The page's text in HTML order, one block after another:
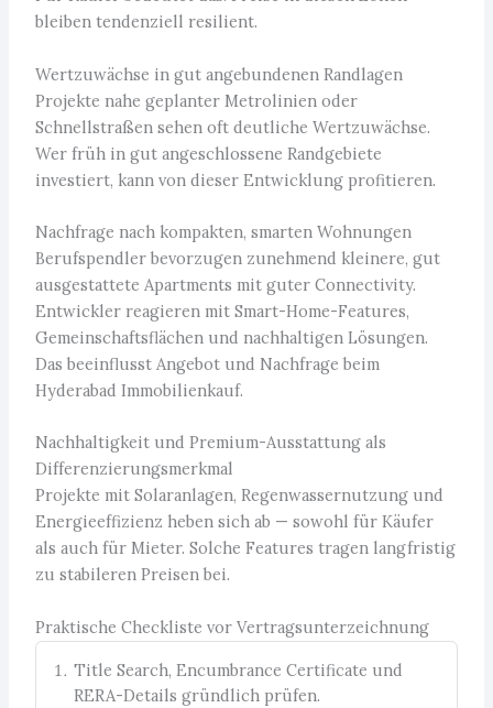
bleiben tendenziell resilient.
Wertzuwächse in gut angebundenen Randlagen
Projekte nahe geplanter Metrolinien oder
Schnellstraßen sehen oft deutliche Wertzuwächse.
Wer früh in gut angeschlossene Randgebiete
investiert, kann von dieser Entwicklung profitieren.
Nachfrage nach kompakten, smarten Wohnungen
Berufspendler bevorzugen zunehmend kleinere, gut
ausgestattete Apartments mit guter Connectivity.
Entwickler reagieren mit Smart-Home-Features,
Gemeinschaftsflächen und nachhaltigen Lösungen.
Das beeinflusst Angebot und Nachfrage beim
Hyderabad Immobilienkauf.
Nachhaltigkeit und Premium-Ausstattung als
Differenzierungsmerkmal
Projekte mit Solaranlagen, Regenwassernutzung und
Energieeffizienz heben sich ab — sowohl für Käufer
als auch für Mieter. Solche Features tragen langfristig
zu stabileren Preisen bei.
Praktische Checkliste vor Vertragsunterzeichnung
Title Search, Encumbrance Certificate und
RERA-Details gründlich prüfen.